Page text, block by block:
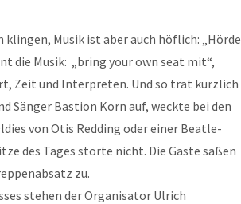
klingen, Musik ist aber auch höflich: „Hörde
die Musik: „bring your own seat mit“,
Zeit und Interpreten. Und so trat kürzlich
Sänger Bastion Korn auf, weckte bei den
von Otis Redding oder einer Beatle-
des Tages störte nicht. Die Gäste saßen
zu.
stehen der Organisator Ulrich